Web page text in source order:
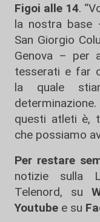
Figoi alle 14.
la nostra base
San Giorgio
Genova – per
tesserati e far
la quale
questi atleti è,
che possiamo
Per restare
notizie sulla
Telenord, su
Youtube e su